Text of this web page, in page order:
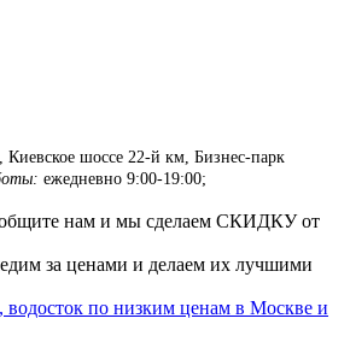
Киевское шоссе 22-й км, Бизнес-парк
ежедневно 9:00-19:00;
нам и мы сделаем СКИДКУ от
за ценами и делаем их лучшими
водосток по низким ценам в Москве и